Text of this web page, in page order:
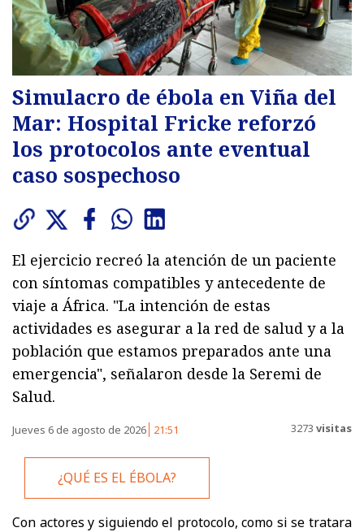
Simulacro de ébola en Viña del
Mar: Hospital Fricke reforzó
los protocolos ante eventual
caso sospechoso
El ejercicio recreó la atención de un paciente
con síntomas compatibles y antecedente de
viaje a África. "La intención de estas
actividades es asegurar a la red de salud y a la
población que estamos preparados ante una
emergencia", señalaron desde la Seremi de
Salud.
Jueves 6 de agosto de 2026 21:51 3273 visitas
¿QUÉ ES EL ÉBOLA?
Con actores y siguiendo el protocolo, como si se tratara